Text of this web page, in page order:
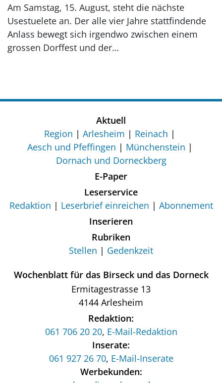
Am Samstag, 15. August, steht die nächste
Usestuelete an. Der alle vier Jahre stattfindende
Anlass bewegt sich irgendwo zwischen einem
grossen Dorffest und der…
Aktuell
Region
Arlesheim
Reinach
Aesch und Pfeffingen
Münchenstein
Dornach und Dorneckberg
E-Paper
Leserservice
Redaktion
Leserbrief einreichen
Abonnement
Inserieren
Rubriken
Stellen
Gedenkzeit
Wochenblatt für das Birseck und das Dorneck
Ermitagestrasse 13
4144 Arlesheim
Redaktion:
061 706 20 20, E-Mail-Redaktion
Inserate:
061 927 26 70, E-Mail-Inserate
Werbekunden: